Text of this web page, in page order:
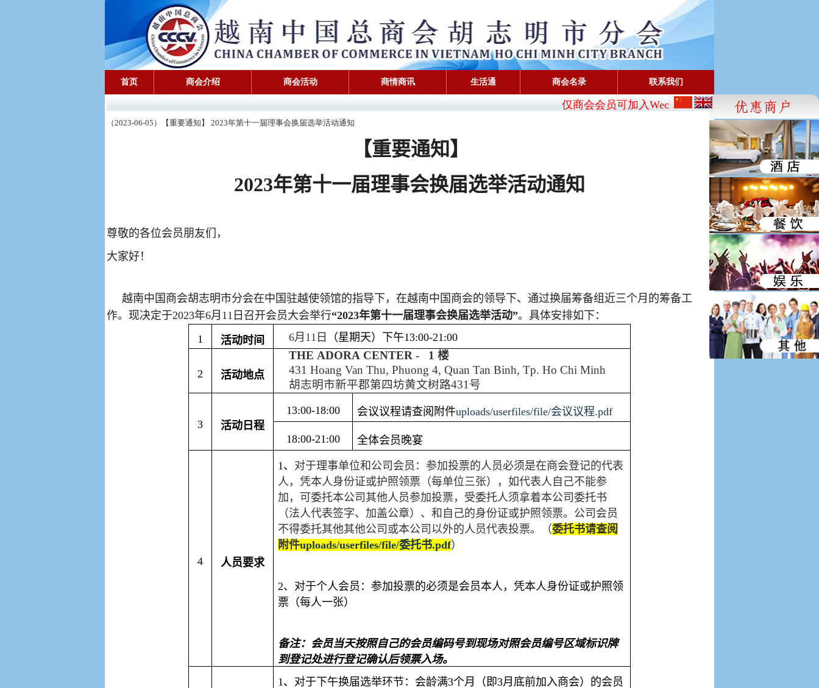
首页 商会介绍 商会活动 商情商讯 生活通 商会名录 联系我们
仅商会会员可加入Wechat:CBA_SG - FaceBook:
（2023-06-05）【重要通知】 2023年第十一届理事会换届选举活动通知
【重要通知】
2023年第十一届理事会换届选举活动通知
尊敬的各位会员朋友们 ，
大家好！
越南中国商会胡志明市分会在中国驻越使领馆的指导下，在越南中国商会的领导下、通过换届筹备组近三个月的筹备工
作。现决定于2023年6月 11 日召开会员大会举行“2023年第十一届理事会换届选举活动”。具体安排如下：
1
活动时间 6月 11 日 （星期天）下午13:00-21:00
2 活动地点
THE ADORA CENTER - 1 楼
431 Hoang Van Thu, Phuong 4, Quan Tan Binh, Tp. Ho Chi Minh
胡志明市新平郡第四坊黄文树路431 号
3 活动日程
13:00-18:00 会议议程请查阅附件uploads/userfiles/file/会议议程.pdf
18:00-21:00 全体会员晚宴
4 人员要求
1、 对于理事单位和公司会员：参加投票的人员必须是在商会登记的代表
人，凭本人身份证或护照领票（每单位三张），如代表人自己不能参
加，可委托本公司其他人员参加投票，受委托人须拿着本公司委托书
（法人代表签字、加盖公章）、和自己的身份证或护照领票。公司会员
不得委托其他其他公司或本公司以外的人员代表投票。（委托书请查阅
附件uploads/userfiles/file/委托书.pdf）
2、对于个人会员：参加投票的必须是会员本人，凭本人身份证或护照领
票（每人一张）
备注：会员当天按照自己的会员编码号到现场对照会员编号区域标识牌
到登记处进行登记确认后领票入场。
1、对于下午换届选举环节：会龄满3个月（即3月底前加入商会）的会员